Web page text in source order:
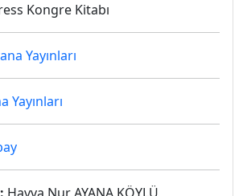
Kongre Kitabı
Yayınları
Yayınları